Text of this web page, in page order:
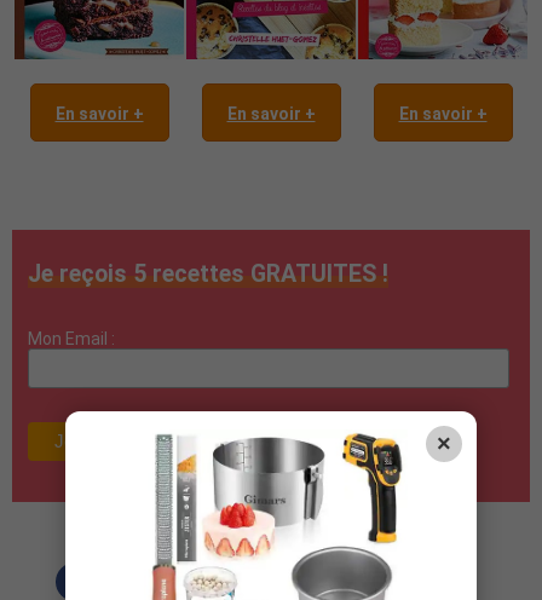
En savoir + En savoir + En savoir +
Je reçois 5 recettes GRATUITES !
Mon Email :
×